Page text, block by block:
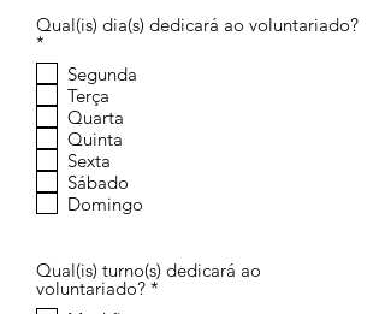
i
o
Qual(is) dia(s) dedicará ao voluntariado?
*
b
r
g
a
t
ó
r
o
Segunda
Terça
Quarta
Quinta
Sexta
Sábado
Domingo
Qual(is) turno(s) dedicará ao
voluntariado? *O